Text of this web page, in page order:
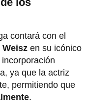
contará con el
en su icónico
ya que la actriz
permitiendo que
.